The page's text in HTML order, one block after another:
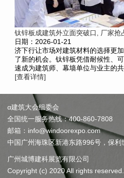
钛锌板成建筑外立面突破口, 厂家抢
日期：2026-01-21
济下行让市场对建筑材料的选择更
了新的机会。钛锌板凭借耐候性、
速成为建筑师、幕墙单位与业主的共
[查看详情]
α建筑大会组委会
全国统一服务热线：400-860-7808
邮箱：info@windoorexpo.com
中国广州海珠区新港东路996号，保利
广州城博建科展览有限公司
Copyright (c) 2020 All rights reserved.